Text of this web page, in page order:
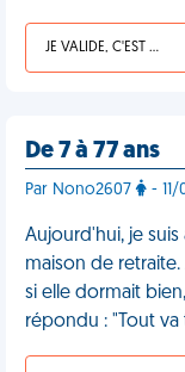
JE VALIDE, C'EST UNE VDM
De 7 à 77 ans
Par Nono2607 - 11/
Aujourd'hui, je
maison de
si elle dormait
répondu : "Tout va